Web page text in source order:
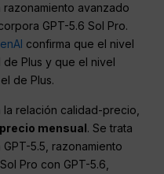
razonamiento avanzado
GPT-5.6 Sol Pro.
confirma que el nivel
Plus y que el nivel
de Plus.
relación calidad-precio,
mensual. Se trata
5.5, razonamiento
Pro con GPT-5.6,